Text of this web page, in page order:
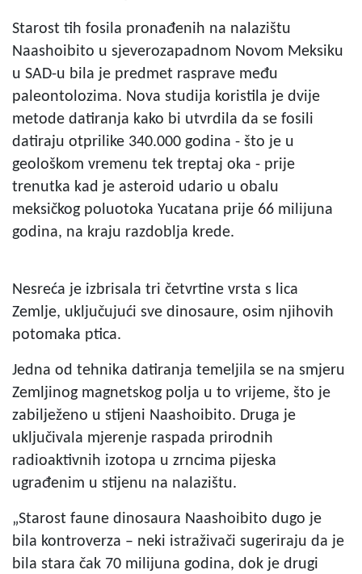
Starost tih fosila pronađenih na nalazištu
Naashoibito u sjeverozapadnom Novom Meksiku
u SAD-u bila je predmet rasprave među
paleontolozima. Nova studija koristila je dvije
metode datiranja kako bi utvrdila da se fosili
datiraju otprilike 340.000 godina - što je u
geološkom vremenu tek treptaj oka - prije
trenutka kad je asteroid udario u obalu
meksičkog poluotoka Yucatana prije 66 milijuna
godina, na kraju razdoblja krede.
Nesreća je izbrisala tri četvrtine vrsta s lica
Zemlje, uključujući sve dinosaure, osim njihovih
potomaka ptica.
Jedna od tehnika datiranja temeljila se na smjeru
Zemljinog magnetskog polja u to vrijeme, što je
zabilježeno u stijeni Naashoibito. Druga je
uključivala mjerenje raspada prirodnih
radioaktivnih izotopa u zrncima pijeska
ugrađenim u stijenu na nalazištu.
„Starost faune dinosaura Naashoibito dugo je
bila kontroverza – neki istraživači sugeriraju da je
bila stara čak 70 milijuna godina, dok je drugi